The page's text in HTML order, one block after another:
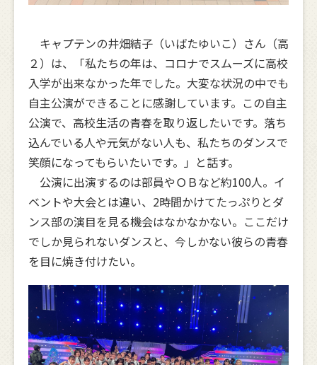
キャプテンの井畑結子（いばたゆいこ）さん（高
２）は、「私たちの年は、コロナでスムーズに高校
入学が出来なかった年でした。大変な状況の中でも
自主公演ができることに感謝しています。この自主
公演で、高校生活の青春を取り返したいです。落ち
込んでいる人や元気がない人も、私たちのダンスで
笑顔になってもらいたいです。」と話す。
公演に出演するのは部員やＯＢなど約100人。イ
ベントや大会とは違い、2時間かけてたっぷりとダ
ンス部の演目を見る機会はなかなかない。ここだけ
でしか見られないダンスと、今しかない彼らの青春
を目に焼き付けたい。